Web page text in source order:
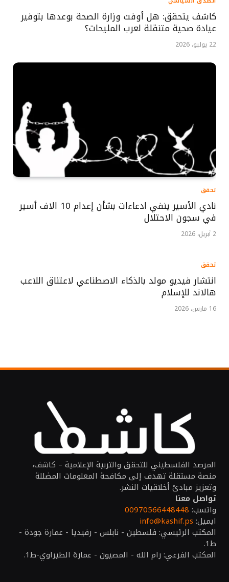
كاشف يتحقق: هل أوفت وزارة الصحة بوعدها بتوفير
عيادة صحية متنقلة لعرب المليحات؟
22 يوليو، 2026
تحقق
نادي الأسير ينفي ادعاءات بشأن إعدام 10 الاف أسير
في سجون الاحتلال
2 أبريل، 2026
تحقق
انتشار فيديو مولد بالذكاء الاصطناعي لاعتناق اللاعب
هالاند للإسلام
16 مارس، 2026
المرصد الفلسطيني للتحقق والتربية الإعلامية – كاشف،
منصة مستقلة تهدف إلى مكافحة المعلومات المضللة
وتعزيز مبادئ أخلاقيات النشر.
تواصل معنا
واتسب: 00970566448448
ايميل: info@kashif.ps
المكتب الرئيسي: فلسطين - نابلس - رفيديا - عمارة جودة -
ط1.
المكتب الفرعي: رام الله - المصيون - عمارة الطيراوي-ط1.